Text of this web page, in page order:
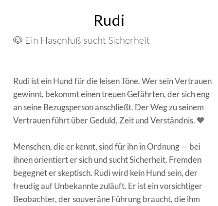
Rudi
🐶 Ein Hasenfuß sucht Sicherheit
Rudi ist ein Hund für die leisen Töne. Wer sein Vertrauen
gewinnt, bekommt einen treuen Gefährten, der sich eng
an seine Bezugsperson anschließt. Der Weg zu seinem
Vertrauen führt über Geduld, Zeit und Verständnis. 🧡
Menschen, die er kennt, sind für ihn in Ordnung — bei
ihnen orientiert er sich und sucht Sicherheit. Fremden
begegnet er skeptisch. Rudi wird kein Hund sein, der
freudig auf Unbekannte zuläuft. Er ist ein vorsichtiger
Beobachter, der souveräne Führung braucht, die ihm